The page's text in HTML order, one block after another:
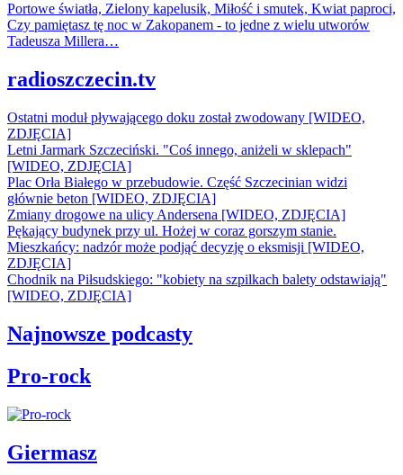
Portowe światła, Zielony kapelusik, Miłość i smutek, Kwiat paproci,
Czy pamiętasz tę noc w Zakopanem - to jedne z wielu utworów
Tadeusza Millera…
radioszczecin.tv
Ostatni moduł pływającego doku został zwodowany [WIDEO,
ZDJĘCIA]
Letni Jarmark Szczeciński. "Coś innego, aniżeli w sklepach"
[WIDEO, ZDJĘCIA]
Plac Orła Białego w przebudowie. Część Szczecinian widzi
głównie beton [WIDEO, ZDJĘCIA]
Zmiany drogowe na ulicy Andersena [WIDEO, ZDJĘCIA]
Pękający budynek przy ul. Hożej w coraz gorszym stanie.
Mieszkańcy: nadzór może podjąć decyzję o eksmisji [WIDEO,
ZDJĘCIA]
Chodnik na Piłsudskiego: "kobiety na szpilkach balety odstawiają"
[WIDEO, ZDJĘCIA]
Najnowsze podcasty
Pro-rock
Giermasz